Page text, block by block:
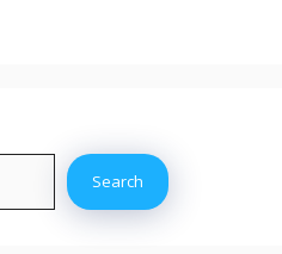
Search